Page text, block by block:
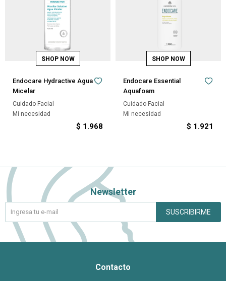
Endocare Hydractive Agua
Micelar
Cuidado Facial
Mi necesidad
$ 1.968
Endocare Essential
Aquafoam
Cuidado Facial
Mi necesidad
$ 1.921
Contacto
Newsletter
SUSCRIBIRME